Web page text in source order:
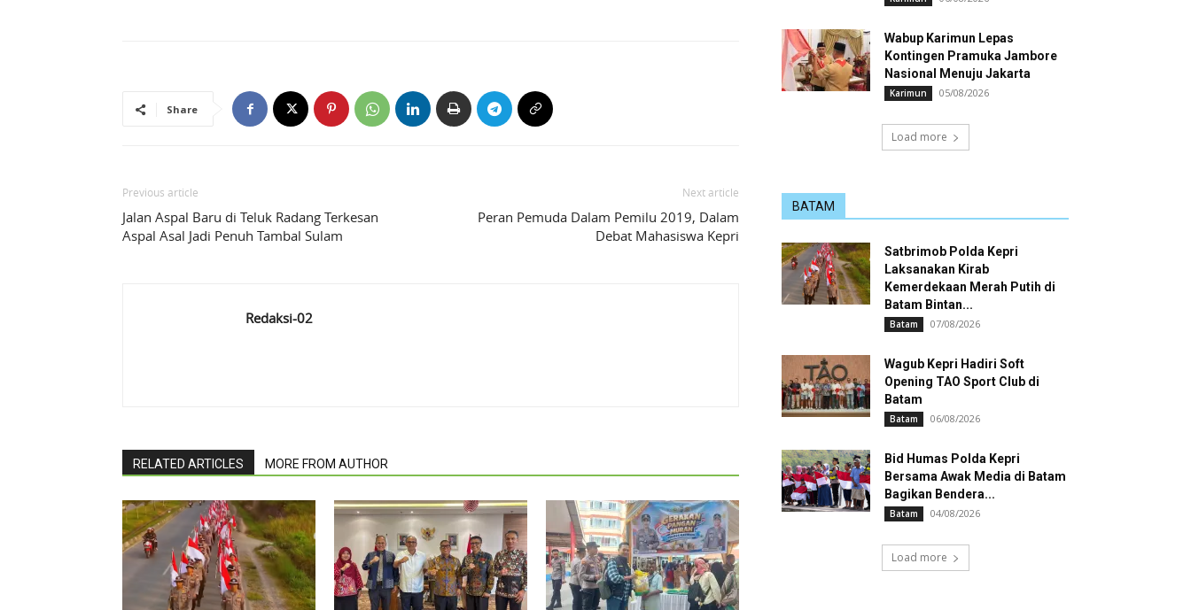
Share
Previous article
Jalan Aspal Baru di Teluk Radang Terkesan
Aspal Asal Jadi Penuh Tambal Sulam
Next article
Peran Pemuda Dalam Pemilu 2019, Dalam
Debat Mahasiswa Kepri
Redaksi-02
RELATED ARTICLES MORE FROM AUTHOR
Wabup Karimun Lepas
Kontingen Pramuka Jambore
Nasional Menuju Jakarta
Karimun 05/08/2026
Load more
BATAM
Satbrimob Polda Kepri
Laksanakan Kirab
Kemerdekaan Merah Putih di
Batam Bintan...
Batam 07/08/2026
Wagub Kepri Hadiri Soft
Opening TAO Sport Club di
Batam
Batam 06/08/2026
Bid Humas Polda Kepri
Bersama Awak Media di Batam
Bagikan Bendera...
Batam 04/08/2026
Load more